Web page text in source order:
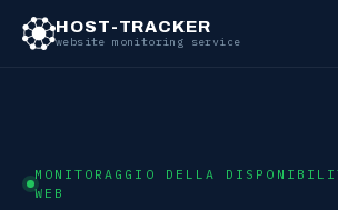
HOST-TRACKER
website monitoring service
MONITORAGGIO DELLA
WEB